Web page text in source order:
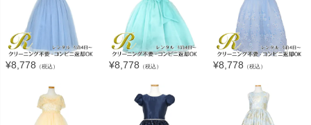
¥8,778 （税込） ¥8,778 （税込） ¥8,778 （税込）